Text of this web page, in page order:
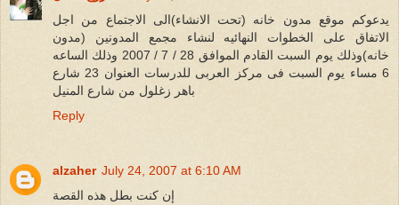
يدعوكم موقع مدون خانه (تحت الانشاء)الى الاجتماع من اجل
الاتفاق على الخطوات النهائيه لنشاء مجمع المدونين (مدون
خانه)وذلك يوم السبت القادم الموافق 28 / 7 / 2007 وذلك الساعه
6 مساء يوم السبت فى مركز العربى للدرسات العنوان 23 شارع
باهر زغلول من شارع المنيل
Reply
alzaher July 24, 2007 at 6:10 AM
إن كنت بطل هذه القصة